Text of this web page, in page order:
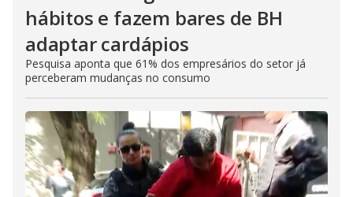
hábitos e fazem bares de BH
adaptar cardápios
Pesquisa aponta que 61% dos empresários do setor já
perceberam mudanças no consumo